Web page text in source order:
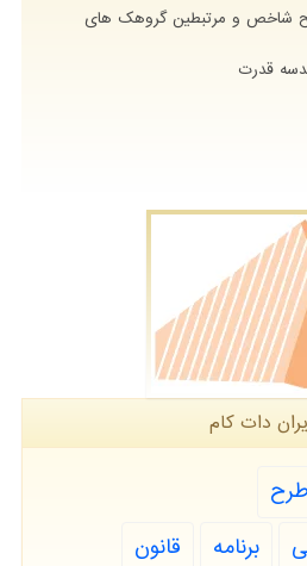
مسلح شاخص و مرتبطین گروهک های
قدرت
دات كام
طرح
برنامه
قانون